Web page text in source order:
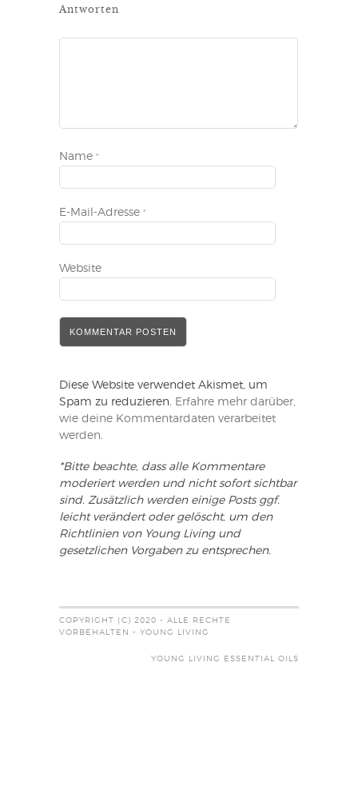
Antworten
Name *
E-Mail-Adresse *
Website
Diese Website verwendet Akismet, um
Spam zu reduzieren. Erfahre mehr darüber,
wie deine Kommentardaten verarbeitet
werden.
*Bitte beachte, dass alle Kommentare
moderiert werden und nicht sofort sichtbar
sind. Zusätzlich werden einige Posts ggf.
leicht verändert oder gelöscht, um den
Richtlinien von Young Living und
gesetzlichen Vorgaben zu entsprechen.
COPYRIGHT (C) 2020 - ALLE RECHTE
VORBEHALTEN - YOUNG LIVING
YOUNG LIVING ESSENTIAL OILS